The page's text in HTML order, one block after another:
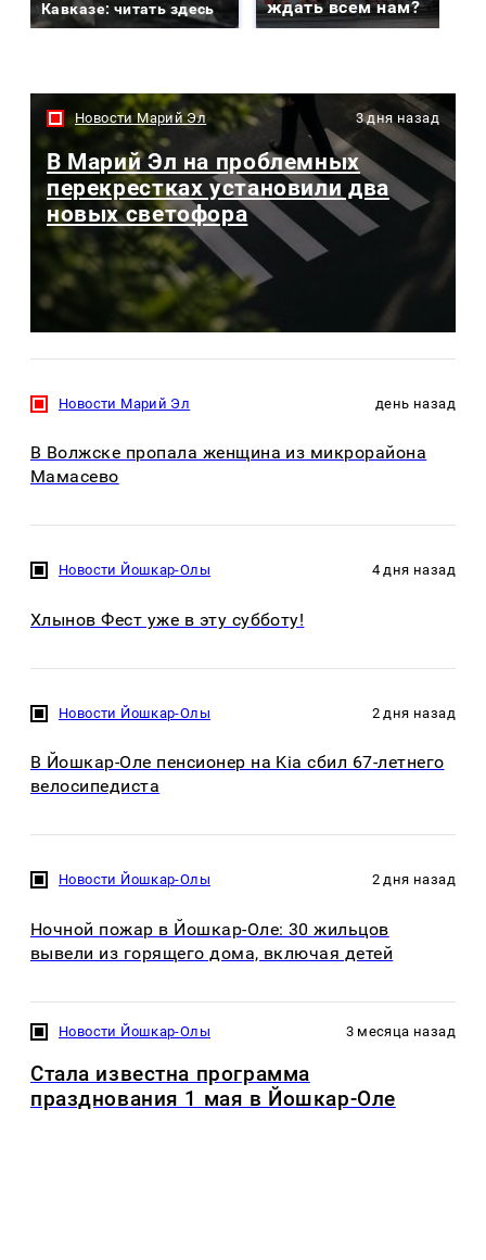
Кавказе: читать здесь ждать всем нам?
Новости Марий Эл 3 дня назад
В Марий Эл на проблемных
перекрестках установили два
новых светофора
Новости Марий Эл день назад
В Волжске пропала женщина из микрорайона
Мамасево
Новости Йошкар-Олы 4 дня назад
Хлынов Фест уже в эту субботу!
Новости Йошкар-Олы 2 дня назад
В Йошкар-Оле пенсионер на Kia сбил 67-летнего
велосипедиста
Новости Йошкар-Олы 2 дня назад
Ночной пожар в Йошкар-Оле: 30 жильцов
вывели из горящего дома, включая детей
Новости Йошкар-Олы 3 месяца назад
Стала известна программа
празднования 1 мая в Йошкар-Оле